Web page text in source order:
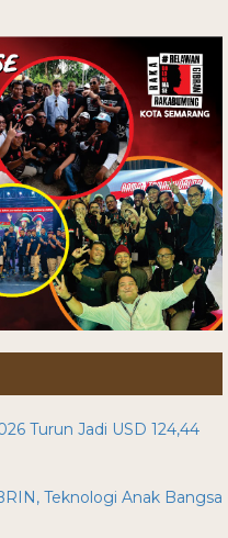
Turun Jadi USD 124,44
Teknologi Anak Bangsa